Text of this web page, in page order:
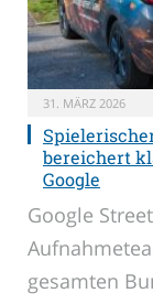
31. MÄRZ 2026
bereichert
Google
Google
gesamten